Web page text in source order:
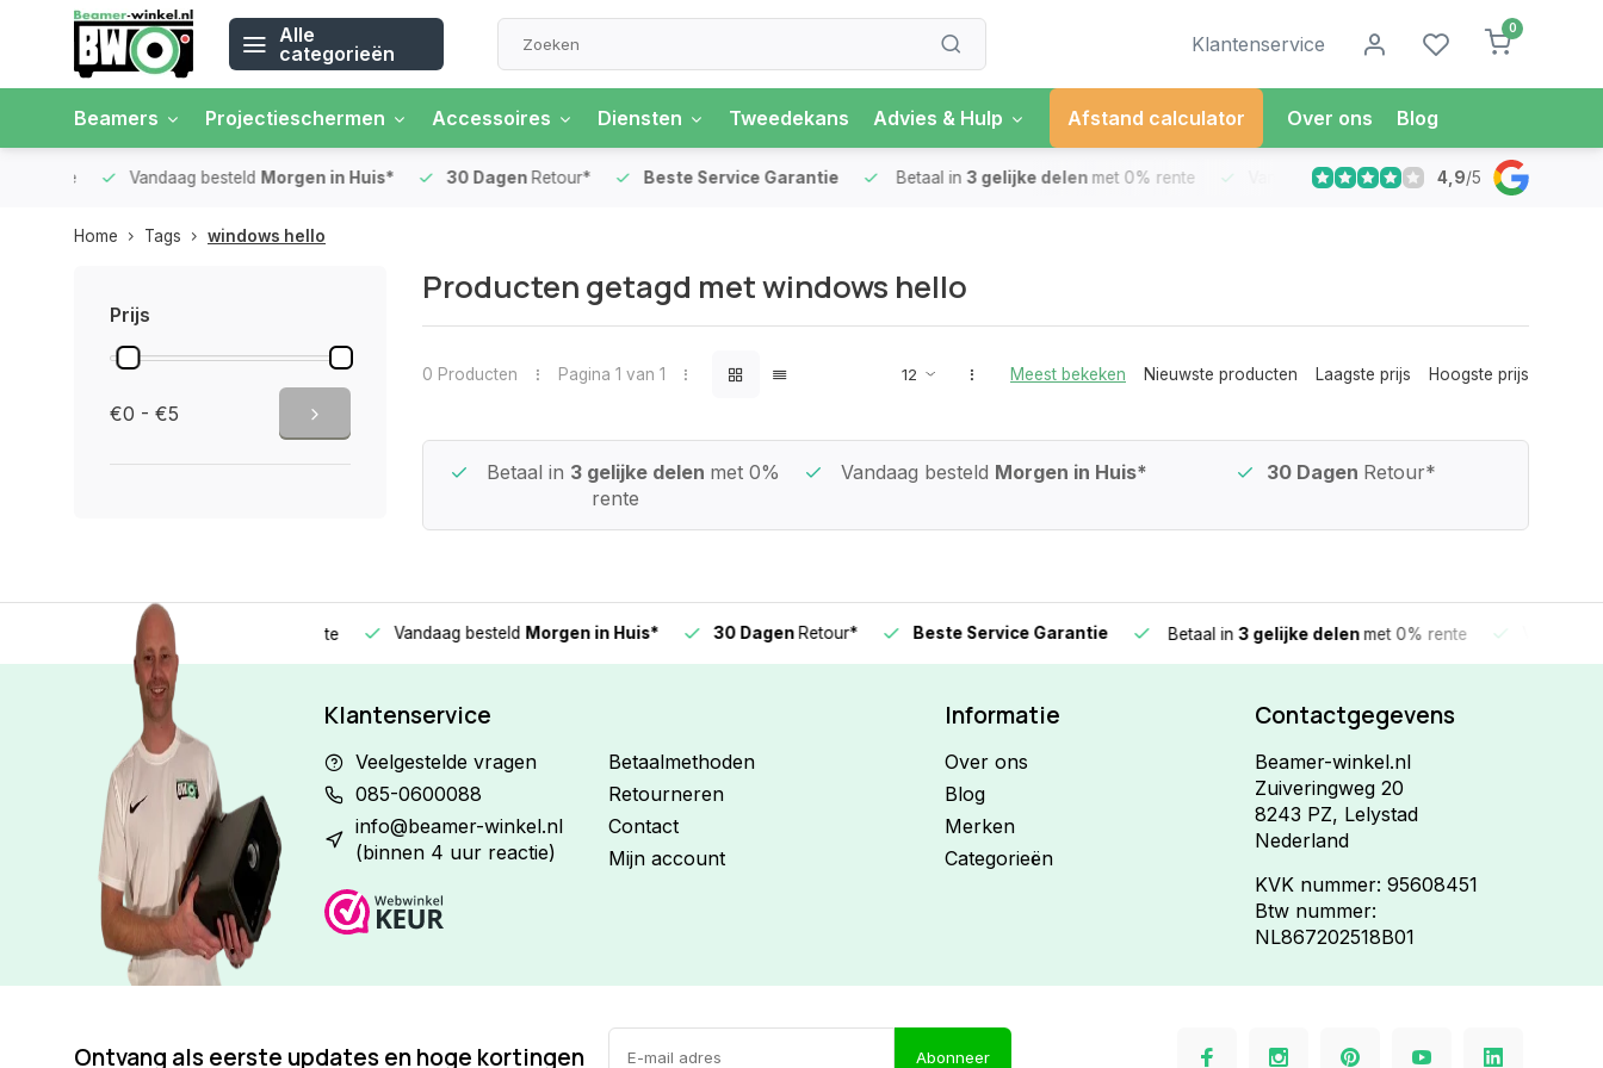
Alle
categorieën
Klantenservice
0
Beamers Projectieschermen Accessoires Diensten Tweedekans Advies & Hulp Afstand calculator Over ons Blog
Vandaag besteldMorgen in Huis* 30 DagenRetour* Beste Service Garantie Betaal in 3 gelijke delen met 0% rente Vandaag besteldMorgen in Huis*
4,9/5
Home Tags windows hello
Prijs
€0 - €5
Producten getagd met windows hello
0 Producten Pagina 1 van 1 Meest bekeken Nieuwste producten Laagste prijs Hoogste prijs
Beste Service Garantie Betaal in 3 gelijke delen met 0%
rente
Vandaag besteld Morgen in Huis* 30 Dagen Retour*
3 gelijke delen Vandaag besteldMorgen in Huis* 30 DagenRetour* Beste Service Garantie Betaal in3 gelijke delenmet 0% rente Vandaag
Klantenservice
Veelgestelde vragen
085-0600088
info@beamer-winkel.nl
(binnen 4 uur reactie)
Betaalmethoden
Retourneren
Contact
Mijn account
Informatie
Over ons
Blog
Merken
Categorieën
Contactgegevens
Beamer-winkel.nl
Zuiveringweg 20
8243 PZ, Lelystad
Nederland
KVK nummer: 95608451
Btw nummer:
NL867202518B01
Ontvang als eerste updates en hoge kortingen Abonneer